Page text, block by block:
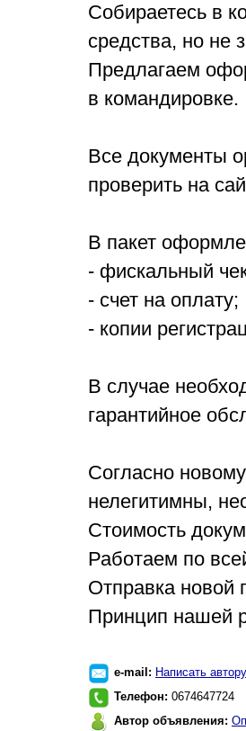
Собираетесь в
средства, но не
Предлагаем
в командировке.
Все документы
проверить на
В пакет
- фискальный
- счет на оплату;
- копии
В случае
гарантийное
Согласно
нелегитимны,
Стоимость
Работаем по
Отправка новой
Принцип нашей
e-mail: Написать автору
Телефон: 0674647724
Автор объявления: